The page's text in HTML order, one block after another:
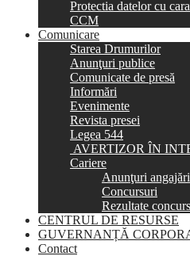
Protectia datelor cu
CCM
Comunicare
Starea Drumurilor
Anunţuri publice
Comunicate de presă
Informări
Evenimente
Revista presei
Legea 544
AVERTIZOR ÎN
Cariere
Anunţuri angajări
Concursuri
Rezultate
CENTRUL DE RESURSE
GUVERNANȚĂ
Contact